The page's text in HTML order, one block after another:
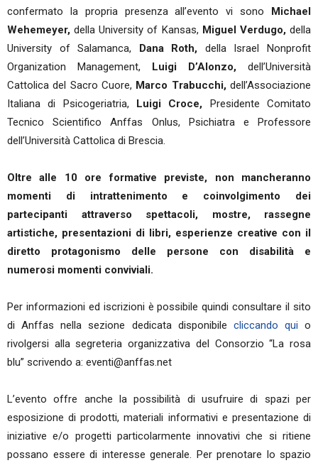
confermato la propria presenza all’evento vi sono Michael
Wehemeyer, della University of Kansas, Miguel Verdugo,della
University of Salamanca, Dana Roth, della Israel Nonprofit
Organization Management, Luigi D’Alonzo, dell’Università
Cattolica del Sacro Cuore, Marco Trabucchi,dell’Associazione
Italiana di Psicogeriatria, Luigi Croce, Presidente Comitato
Tecnico Scientifico Anffas Onlus, Psichiatra e Professore
dell’Università Cattolica di Brescia.
Oltre alle 10 ore formative previste, non mancheranno
momenti di intrattenimento e coinvolgimento dei
partecipanti attraverso spettacoli, mostre, rassegne
artistiche, presentazioni di libri, esperienze creative con il
diretto protagonismo delle persone con disabilità e
numerosi momenti conviviali.
Per informazioni ed iscrizioni è possibile quindi consultare il sito
di Anffas nella sezione dedicata disponibile cliccando qui o
rivolgersi alla segreteria organizzativa del Consorzio “La rosa
blu” scrivendo a: eventi@anffas.net
L’evento offre anche la possibilità di usufruire di spazi per
esposizione di prodotti, materiali informativi e presentazione di
iniziative e/o progetti particolarmente innovativi che si ritiene
possano essere di interesse generale. Per prenotare lo spazio